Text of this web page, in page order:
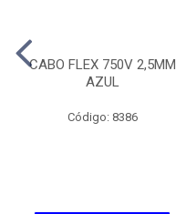
CABO FLEX 750V 2,5MM
AZUL
Código: 8386